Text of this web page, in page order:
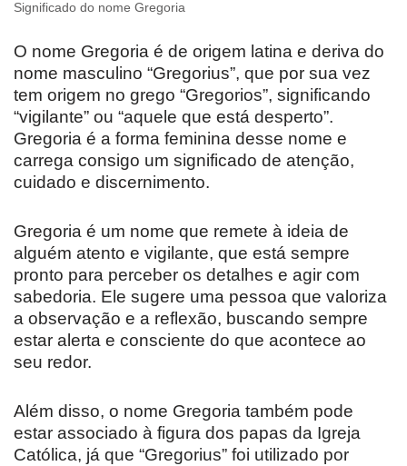
Significado do nome Gregoria
O nome Gregoria é de origem latina e deriva do
nome masculino “Gregorius”, que por sua vez
tem origem no grego “Gregorios”, significando
“vigilante” ou “aquele que está desperto”.
Gregoria é a forma feminina desse nome e
carrega consigo um significado de atenção,
cuidado e discernimento.
Gregoria é um nome que remete à ideia de
alguém atento e vigilante, que está sempre
pronto para perceber os detalhes e agir com
sabedoria. Ele sugere uma pessoa que valoriza
a observação e a reflexão, buscando sempre
estar alerta e consciente do que acontece ao
seu redor.
Além disso, o nome Gregoria também pode
estar associado à figura dos papas da Igreja
Católica, já que “Gregorius” foi utilizado por